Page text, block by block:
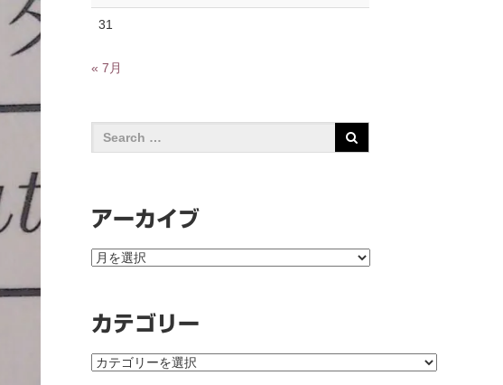
31
« 7月
アーカイブ
ア
イ
ブ
カテゴリー
カ